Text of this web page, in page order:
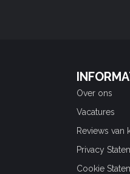
Over ons
Vacatures
Reviews van
Privacy
Cookie